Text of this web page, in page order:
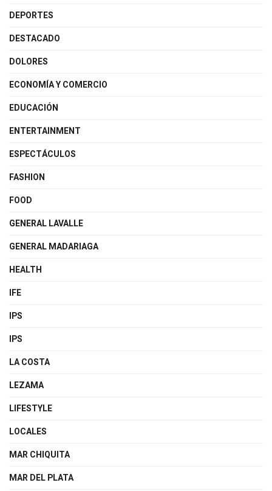
DEPORTES
DESTACADO
DOLORES
ECONOMÍA Y COMERCIO
EDUCACIÓN
ENTERTAINMENT
ESPECTÁCULOS
FASHION
FOOD
GENERAL LAVALLE
GENERAL MADARIAGA
HEALTH
IFE
IPS
IPS
LA COSTA
LEZAMA
LIFESTYLE
LOCALES
MAR CHIQUITA
MAR DEL PLATA